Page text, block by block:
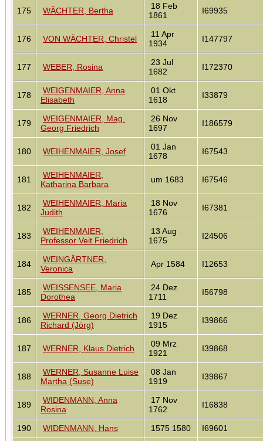
175 WÄCHTER, Bertha
18 Feb
1861
I69935
176 VON WÄCHTER, Christel
11 Apr
1934
I147797
177 WEBER, Rosina
23 Jul
1682
I172370
178
WEIGENMAIER, Anna
Elisabeth
01 Okt
1618
I33879
179
WEIGENMAIER, Mag.
Georg Friedrich
26 Nov
1697
I186579
180 WEIHENMAIER, Josef
01 Jan
1678
I67543
181
WEIHENMAIER,
Katharina Barbara
um 1683 I67546
182
WEIHENMAIER, Maria
Judith
18 Nov
1676
I67381
183
WEIHENMAIER,
Professor Veit Friedrich
13 Aug
1675
I24506
184
WEINGÄRTNER,
Veronica
Apr 1584 I12653
185
WEISSENSEE, Maria
Dorothea
24 Dez
1711
I56798
186
WERNER, Georg Dietrich
Richard (Jörg)
19 Dez
1915
I39866
187 WERNER, Klaus Dietrich
09 Mrz
1921
I39868
188
WERNER, Susanne Luise
Martha (Suse)
08 Jan
1919
I39867
189
WIDENMANN, Anna
Rosina
17 Nov
1762
I16838
190 WIDENMANN, Hans 1575 1580 I69601